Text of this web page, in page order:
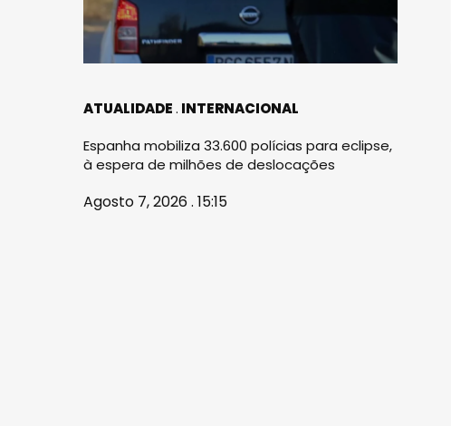
ATUALIDADE INTERNACIONAL
Espanha mobiliza 33.600 polícias para eclipse,
à espera de milhões de deslocações
Agosto 7, 2026 . 15:15